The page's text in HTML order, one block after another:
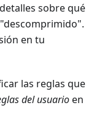
sobre qué
en tu
las reglas que
del usuarioen